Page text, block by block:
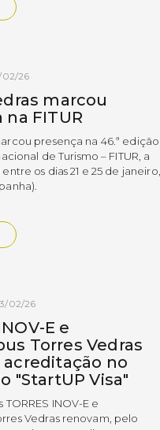
02/26
marcou
na FITUR
presença na 46.ª edição
de Turismo – FITUR, a
os dias 21 e 25 de janeiro,
02/26
E e
Torres Vedras
acreditação no
"StartUP Visa"
INOV-E e
Vedras renovam, pelo